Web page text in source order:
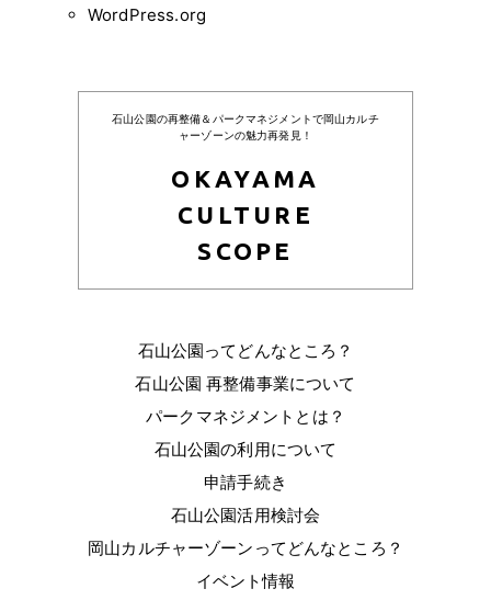
WordPress.org
石山公園の再整備＆パークマネジメントで岡山カルチ
ャーゾーンの魅力再発見！
OKAYAMA
CULTURE
SCOPE
石山公園ってどんなところ？
石山公園 再整備事業について
パークマネジメントとは？
石山公園の利用について
申請手続き
石山公園活用検討会
岡山カルチャーゾーンってどんなところ？
イベント情報